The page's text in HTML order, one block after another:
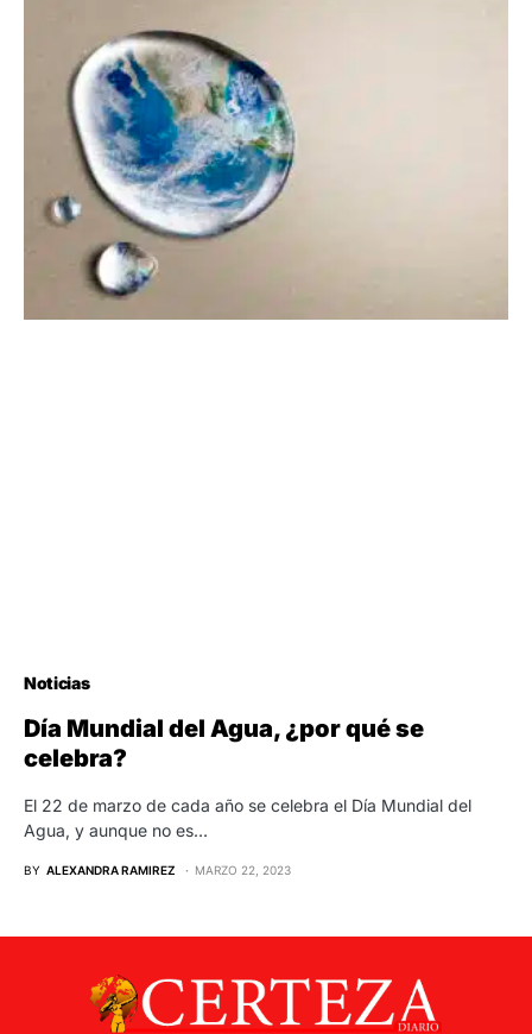
Noticias
Día Mundial del Agua, ¿por qué se
celebra?
El 22 de marzo de cada año se celebra el Día Mundial del
Agua, y aunque no es…
BY ALEXANDRA RAMIREZ MARZO 22, 2023